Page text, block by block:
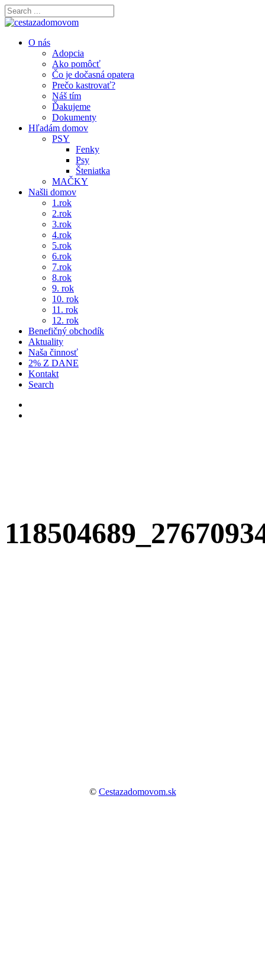
O nás
Adopcia
Ako pomôcť
Čo je dočasná opatera
Prečo kastrovať?
Náš tím
Ďakujeme
Dokumenty
Hľadám domov
PSY
Fenky
Psy
Šteniatka
MAČKY
Našli domov
1.rok
2.rok
3.rok
4.rok
5.rok
6.rok
7.rok
8.rok
9. rok
10. rok
11. rok
12. rok
Benefičný obchodík
Aktuality
Naša činnosť
2% Z DANE
Kontakt
Search
© Cestazadomovom.sk